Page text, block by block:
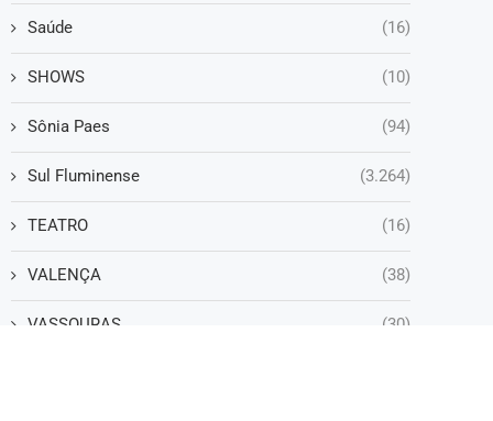
Saúde (16)
SHOWS (10)
Sônia Paes (94)
Sul Fluminense (3.264)
TEATRO (16)
VALENÇA (38)
VASSOURAS (30)